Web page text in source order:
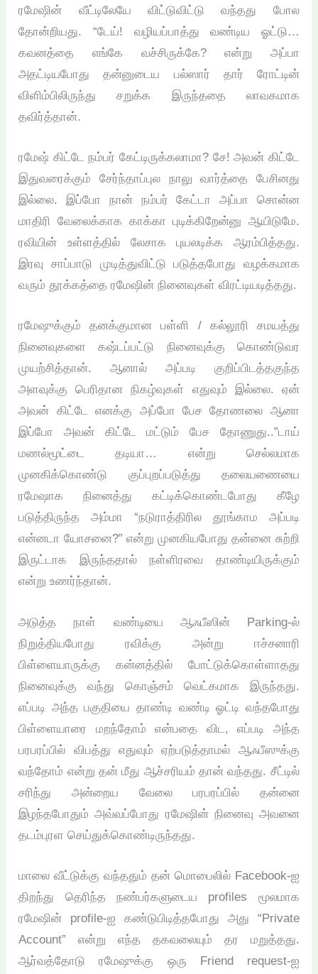
ரமேஷின் வீட்டிலேயே விட்டுவிட்டு வந்தது போல
தோன்றியது. “டேய்! வழியப்பாத்து வண்டிய ஓட்டு…
கவனத்தை எங்கே வச்சிருக்கே? என்று அப்பா
அதட்டியபோது தன்னுடைய பல்ஸார் தார் ரோட்டின்
விளிம்பிலிருந்து சறுக்க இருந்ததை லாவகமாக
தவிர்த்தான்.
ரமேஷ் கிட்டே நம்பர் கேட்டிருக்கலாமா? சே! அவன் கிட்டே
இதுவரைக்கும் சேர்ந்தாப்புல நாலு வார்த்தை பேசினது
இல்லை. இப்போ நான் நம்பர் கேட்டா அப்பா சொன்ன
மாதிரி வேலைக்காக காக்கா புடிக்கிறேன்னு ஆயிடுமே.
ரவியின் உள்ளத்தில் லேசாக புயலடிக்க ஆரம்பித்தது.
இரவு சாப்பாடு முடித்துவிட்டு படுத்தபோது வழக்கமாக
வரும் தூக்கத்தை ரமேஷின் நினைவுகள் விரட்டியடித்தது.
ரமேஷுக்கும் தனக்குமான பள்ளி / கல்லூரி சமயத்து
நினைவுகளை கஷ்டப்பட்டு நினைவுக்கு கொண்டுவர
முயற்சித்தான். ஆனால் அப்படி குறிப்பிடத்தகுந்த
அளவுக்கு பெரிதான நிகழ்வுகள் எதுவும் இல்லை. ஏன்
அவன் கிட்டே எனக்கு அப்போ பேச தோணலை ஆனா
இப்போ அவன் கிட்டே மட்டும் பேச தோணுது..”டாய்
மணல்மூட்டை தடியா… என்று செல்லமாக
முனகிக்கொண்டு குப்புறப்படுத்து தலையணையை
ரமேஷாக நினைத்து கட்டிக்கொண்டபோது கீழே
படுத்திருந்த அம்மா “நடுராத்திரில தூங்காம அப்படி
என்னடா யோசனை?” என்று முனகியபோது தன்னை சுற்றி
இருட்டாக இருந்ததால் நள்ளிரவை தாண்டியிருக்கும்
என்று உணர்ந்தான்.
அடுத்த நாள் வண்டியை ஆஃபீஸின் Parking-ல்
நிறுத்தியபோது ரவிக்கு அன்று ஈச்சனாரி
பிள்ளையாருக்கு கன்னத்தில் போட்டுக்கொள்ளாதது
நினைவுக்கு வந்து கொஞ்சம் வெட்கமாக இருந்தது.
எப்படி அந்த பகுதியை தாண்டி வண்டி ஓட்டி வந்தபோது
பிள்ளையாரை மறந்தோம் என்பதை விட, எப்படி அந்த
பரபரப்பில் விபத்து எதுவும் ஏற்படுத்தாமல் ஆஃபீஸுக்கு
வந்தோம் என்று தன் மீது ஆச்சரியம் தான் வந்தது. சீட்டில்
சரிந்து அன்றைய வேலை பரபரப்பில் தன்னை
இழந்தபோதும் அவ்வப்போது ரமேஷின் நினைவு அவனை
தடம்புரள செய்துக்கொண்டிருந்தது.
மாலை வீட்டுக்கு வந்ததும் தன் மொபைலில் Facebook-ஐ
திறந்து தெரிந்த நண்பர்களுடைய profiles மூலமாக
ரமேஷின் profile-ஐ கண்டுபிடித்தபோது அது “Private
Account” என்று எந்த தகவலையும் தர மறுத்தது.
ஆர்வத்தோடு ரமேஷுக்கு ஒரு Friend request-ஐ